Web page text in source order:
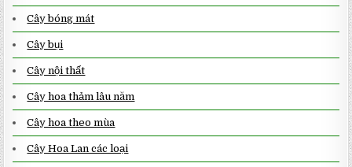
Cây bóng mát
Cây bụi
Cây nội thất
Cây hoa thảm lâu năm
Cây hoa theo mùa
Cây Hoa Lan các loại